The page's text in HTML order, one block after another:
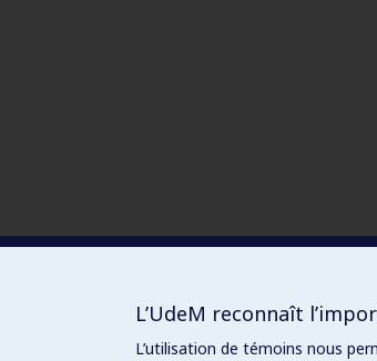
L’UdeM reconnaît
L’utilisation de témoins nous